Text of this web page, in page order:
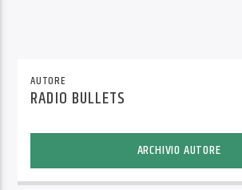
AUTORE
RADIO BULLETS
ARCHIVIO AUTORE